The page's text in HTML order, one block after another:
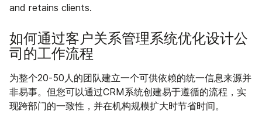
and retains clients.
如何通过客户关系管理系统优化设计公
司的工作流程
为整个20-50人的团队建立一个可供依赖的统一信息来源并
非易事。但您可以通过CRM系统创建易于遵循的流程，实
现跨部门的一致性，并在机构规模扩大时节省时间。